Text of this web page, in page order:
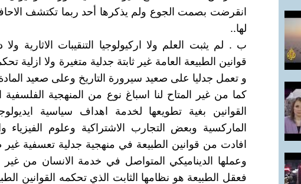
انقرضت بصمت الجوع ولم يذكرها أحد ربما تكتشف الاحافير
لها..
ب . لم يثبت العلم ولا اركيولوجيا التنقيبات الاثارية ولا
قوانين الطبيعة العامة غير ثابتة جدلية متغيرة ولا ازلية
و تعمل جدليا على صعيد سيرورة التاريخ وعلى صعيد
كما من غير المتاح لنا اسباغ نوع من المنهجية الفلسفية
القوانين بغية تطويعها لخدمة اهداف سياسية
الماركسية وبعض التجارب الاشتراكية وعلوم الفيزياء
افادت من قوانين الطبيعة في منهجية جدلية تعسفية غير
وعملها الديناميكي المتواصل في خدمة الانسان من
فعقل الطبيعة هو نظامها الثابت الذي تحكمه القوانين